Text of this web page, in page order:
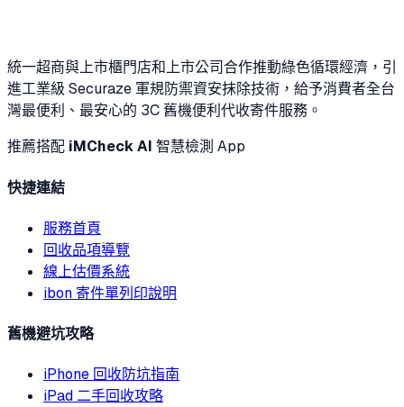
統一超商與上市櫃門店和上市公司合作推動綠色循環經濟，引
進工業級 Securaze 軍規防禦資安抹除技術，給予消費者全台
灣最便利、最安心的 3C 舊機便利代收寄件服務。
推薦搭配 iMCheck AI 智慧檢測 App
快捷連結
服務首頁
回收品項導覽
線上估價系統
ibon 寄件單列印說明
舊機避坑攻略
iPhone 回收防坑指南
iPad 二手回收攻略